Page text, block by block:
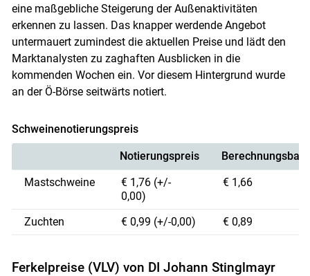
Skip to main content
eine maßgebliche Steigerung der Außenaktivitäten
erkennen zu lassen. Das knapper werdende Angebot
untermauert zumindest die aktuellen Preise und lädt den
Marktanalysten zu zaghaften Ausblicken in die
kommenden Wochen ein. Vor diesem Hintergrund wurde
an der Ö-Börse seitwärts notiert.
Schweinenotierungspreis
Notierungspreis
Mastschweine
€ 1,76 (+/-
0,00)
€ 1,66
Zuchten € 0,99 (+/-0,00) € 0,89
Ferkelpreise (VLV) von DI Johann Stinglmayr